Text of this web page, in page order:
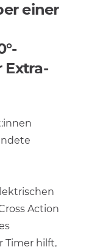
einer
Action
Timer hilft,